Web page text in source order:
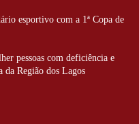
esportivo com a 1ª Copa de
pessoas com deficiência e
Região dos Lagos